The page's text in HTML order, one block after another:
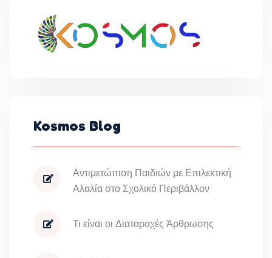
Kosmos Blog
Αντιμετώπιση Παιδιών με Επιλεκτική
Αλαλία στο Σχολικό Περιβάλλον
Τι είναι οι Διαταραχές Άρθρωσης